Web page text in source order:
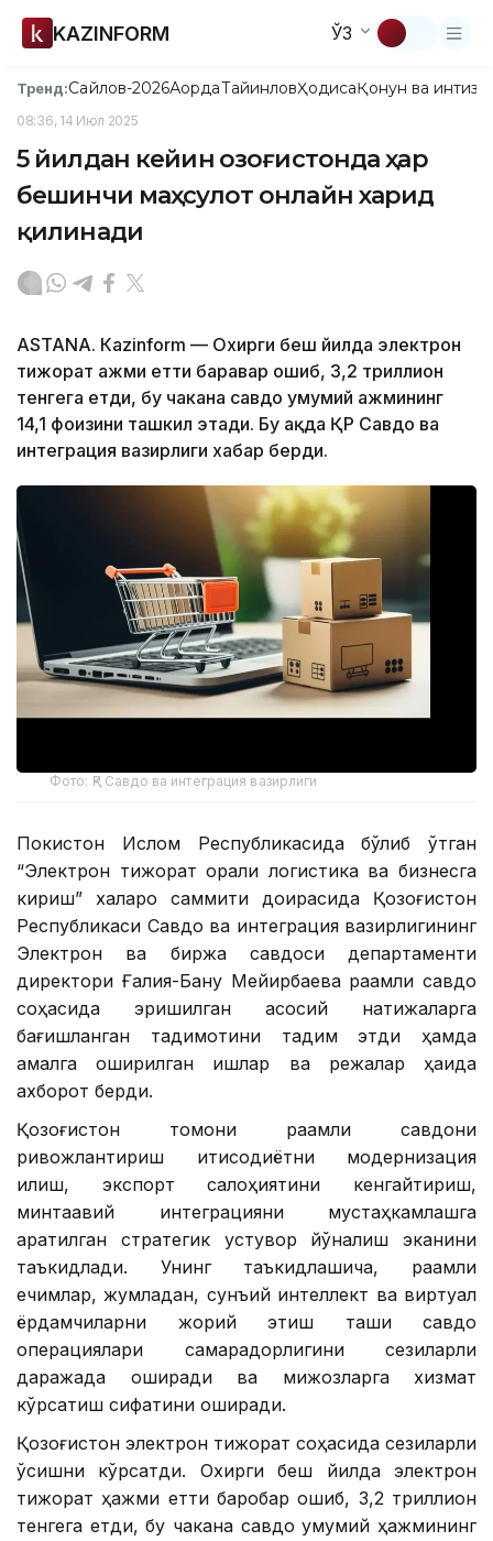
KAZINFORM ЎЗ
Тренд:Сайлов-2026АқордаТайинловҲодисаҚонун ва
08:36, 14 Июл 2025
5 йилдан кейин Қозоғистонда ҳар
бешинчи маҳсулот онлайн харид
қилинади
ASTANА. Кazinform — Охирги беш йилда электрон
тижорат ҳажми етти баравар ошиб, 3,2 триллион
тенгега етди, бу чакана савдо умумий ҳажмининг
14,1 фоизини ташкил этади. Бу ҳақда ҚР Савдо ва
интеграция вазирлиги хабар берди.
Фото: ҚР Савдо ва интеграция вазирлиги
Покистон Ислом Республикасида бўлиб ўтган
“Электрон тижорат орқали логистика ва бизнесга
кириш” халқаро саммити доирасида Қозоғистон
Республикаси Савдо ва интеграция вазирлигининг
Электрон ва биржа савдоси департаменти
директори Ғалия-Бану Мейирбаева рақамли савдо
соҳасида эришилган асосий натижаларга
бағишланган тақдимотини тақдим этди ҳамда
амалга оширилган ишлар ва режалар ҳақида
ахборот берди.
Қозоғистон томони рақамли савдони
ривожлантириш иқтисодиётни модернизация
қилиш, экспорт салоҳиятини кенгайтириш,
минтақавий интеграцияни мустаҳкамлашга
қаратилган стратегик устувор йўналиш эканини
таъкидлади. Унинг таъкидлашича, рақамли
ечимлар, жумладан, сунъий интеллект ва виртуал
ёрдамчиларни жорий этиш ташқи савдо
операциялари самарадорлигини сезиларли
даражада оширади ва мижозларга хизмат
кўрсатиш сифатини оширади.
Қозоғистон электрон тижорат соҳасида сезиларли
ўсишни кўрсатди. Охирги беш йилда электрон
тижорат ҳажми етти баробар ошиб, 3,2 триллион
тенгега етди, бу чакана савдо умумий ҳажмининг